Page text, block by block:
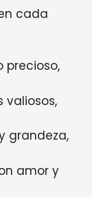
cada
precioso,
valiosos,
grandeza,
amor y